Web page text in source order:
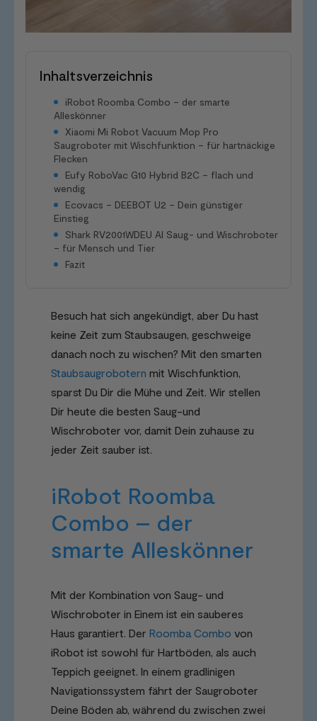
Inhaltsverzeichnis
iRobot Roomba Combo – der smarte
Alleskönner
Xiaomi Mi Robot Vacuum Mop Pro
Saugroboter mit Wischfunktion – für hartnäckige
Flecken
Eufy RoboVac G10 Hybrid B2C – flach und
wendig
Ecovacs – DEEBOT U2 – Dein günstiger
Einstieg
Shark RV2001WDEU AI Saug- und Wischroboter
– für Mensch und Tier
Fazit
Besuch hat sich angekündigt, aber Du hast
keine Zeit zum Staubsaugen, geschweige
danach noch zu wischen? Mit den smarten
Staubsaugrobotern mit Wischfunktion,
sparst Du Dir die Mühe und Zeit. Wir stellen
Dir heute die besten Saug-und
Wischroboter vor, damit Dein zuhause zu
jeder Zeit sauber ist.
iRobot Roomba
Combo – der
smarte Alleskönner
Mit der Kombination von Saug- und
Wischroboter in Einem ist ein sauberes
Haus garantiert. Der Roomba Combo von
iRobot ist sowohl für Hartböden, als auch
Teppich geeignet. In einem gradlinigen
Navigationssystem fährt der Saugroboter
Deine Böden ab, während du zwischen zwei